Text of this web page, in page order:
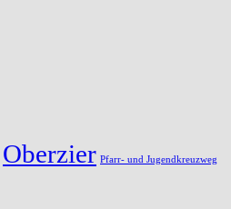
Oberzier Pfarr- und Jugendkreuzweg